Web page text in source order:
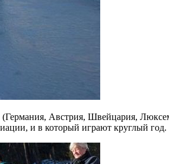
Австрия, Швейцария,
и в который играют круглый год.